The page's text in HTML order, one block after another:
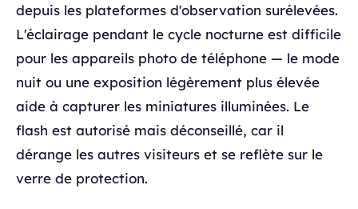
depuis les plateformes d'observation surélevées.
L'éclairage pendant le cycle nocturne est difficile
pour les appareils photo de téléphone — le mode
nuit ou une exposition légèrement plus élevée
aide à capturer les miniatures illuminées. Le
flash est autorisé mais déconseillé, car il
dérange les autres visiteurs et se reflète sur le
verre de protection.